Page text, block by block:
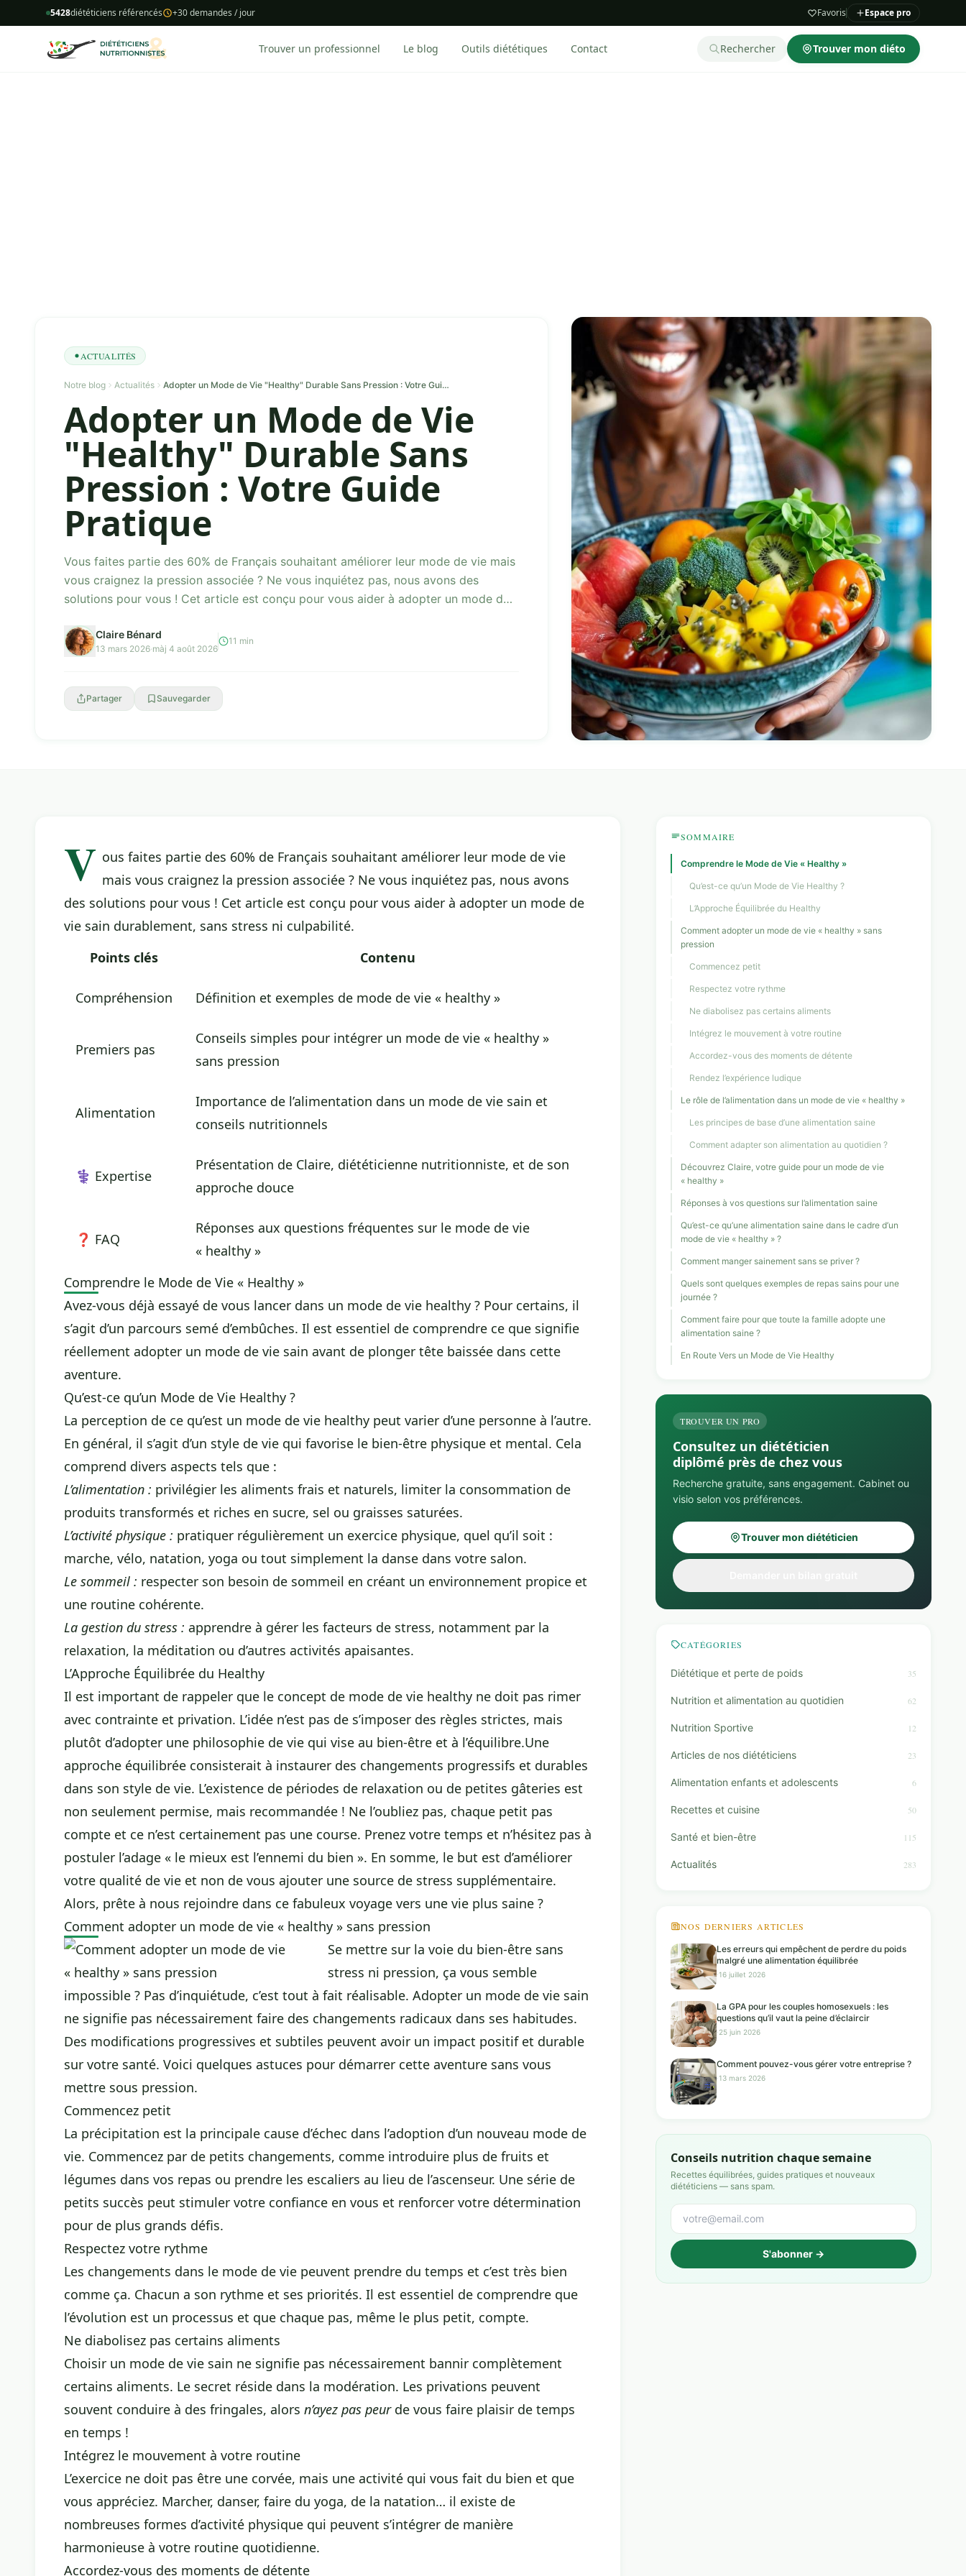
5428diététiciens référencés +30 demandes / jour Favoris Espace pro
Trouver un professionnel Le blog Outils diététiques Contact Rechercher Trouver mon diéto
ACTUALITÉS
Notre blog Actualités Adopter un Mode de Vie "Healthy" Durable Sans Pression : Votre Guide Pratique
Adopter un Mode de Vie
"Healthy" Durable Sans
Pression : Votre Guide
Pratique
Vous faites partie des 60% de Français souhaitant améliorer leur mode de vie mais
vous craignez la pression associée ? Ne vous inquiétez pas, nous avons des
solutions pour vous ! Cet article est conçu pour vous aider à adopter un mode de
Claire Bénard
13 mars 2026·màj 4 août 2026
11 min
Partager Sauvegarder
V ous faites partie des 60% de Français souhaitant améliorer leur mode de vie
mais vous craignez la pression associée ? Ne vous inquiétez pas, nous avons
des solutions pour vous ! Cet article est conçu pour vous aider à adopter un mode de
vie sain durablement, sans stress ni culpabilité.
Points clés
Contenu
Compréhension Définition et exemples de mode de vie « healthy »
Premiers pas
Conseils simples pour intégrer un mode de vie « healthy »
sans pression
Alimentation
Importance de l’alimentation dans un mode de vie sain et
conseils nutritionnels
‍⚕️ Expertise
Présentation de Claire, diététicienne nutritionniste, et de son
approche douce
❓ FAQ
Réponses aux questions fréquentes sur le mode de vie
« healthy »
Comprendre le Mode de Vie « Healthy »
Avez-vous déjà essayé de vous lancer dans un mode de vie healthy ? Pour certains, il
s’agit d’un parcours semé d’embûches. Il est essentiel de comprendre ce que signifie
réellement adopter un mode de vie sain avant de plonger tête baissée dans cette
aventure.
Qu’est-ce qu’un Mode de Vie Healthy ?
La perception de ce qu’est un mode de vie healthy peut varier d’une personne à l’autre.
En général, il s’agit d’un style de vie qui favorise le bien-être physique et mental. Cela
comprend divers aspects tels que :
L’alimentation : privilégier les aliments frais et naturels, limiter la consommation de
produits transformés et riches en sucre, sel ou graisses saturées.
L’activité physique : pratiquer régulièrement un exercice physique, quel qu’il soit :
marche, vélo, natation, yoga ou tout simplement la danse dans votre salon.
Le sommeil : respecter son besoin de sommeil en créant un environnement propice et
une routine cohérente.
La gestion du stress : apprendre à gérer les facteurs de stress, notamment par la
relaxation, la méditation ou d’autres activités apaisantes.
L’Approche Équilibrée du Healthy
Il est important de rappeler que le concept de mode de vie healthy ne doit pas rimer
avec contrainte et privation. L’idée n’est pas de s’imposer des règles strictes, mais
plutôt d’adopter une philosophie de vie qui vise au bien-être et à l’équilibre.Une
approche équilibrée consisterait à instaurer des changements progressifs et durables
dans son style de vie. L’existence de périodes de relaxation ou de petites gâteries est
non seulement permise, mais recommandée ! Ne l’oubliez pas, chaque petit pas
compte et ce n’est certainement pas une course. Prenez votre temps et n’hésitez pas à
postuler l’adage « le mieux est l’ennemi du bien ». En somme, le but est d’améliorer
votre qualité de vie et non de vous ajouter une source de stress supplémentaire.
Alors, prête à nous rejoindre dans ce fabuleux voyage vers une vie plus saine ?
Comment adopter un mode de vie « healthy » sans pression
Se mettre sur la voie du bien-être sans
stress ni pression, ça vous semble
impossible ? Pas d’inquiétude, c’est tout à fait réalisable. Adopter un mode de vie sain
ne signifie pas nécessairement faire des changements radicaux dans ses habitudes.
Des modifications progressives et subtiles peuvent avoir un impact positif et durable
sur votre santé. Voici quelques astuces pour démarrer cette aventure sans vous
mettre sous pression.
Commencez petit
La précipitation est la principale cause d’échec dans l’adoption d’un nouveau mode de
vie. Commencez par de petits changements, comme introduire plus de fruits et
légumes dans vos repas ou prendre les escaliers au lieu de l’ascenseur. Une série de
petits succès peut stimuler votre confiance en vous et renforcer votre détermination
pour de plus grands défis.
Respectez votre rythme
Les changements dans le mode de vie peuvent prendre du temps et c’est très bien
comme ça. Chacun a son rythme et ses priorités. Il est essentiel de comprendre que
l’évolution est un processus et que chaque pas, même le plus petit, compte.
Ne diabolisez pas certains aliments
Choisir un mode de vie sain ne signifie pas nécessairement bannir complètement
certains aliments. Le secret réside dans la modération. Les privations peuvent
souvent conduire à des fringales, alors n’ayez pas peurde vous faire plaisir de temps
en temps !
Intégrez le mouvement à votre routine
L’exercice ne doit pas être une corvée, mais une activité qui vous fait du bien et que
vous appréciez. Marcher, danser, faire du yoga, de la natation… il existe de
nombreuses formes d’activité physique qui peuvent s’intégrer de manière
harmonieuse à votre routine quotidienne.
Accordez-vous des moments de détente
SOMMAIRE
Comprendre le Mode de Vie « Healthy »
Qu’est-ce qu’un Mode de Vie Healthy ?
L’Approche Équilibrée du Healthy
Comment adopter un mode de vie « healthy » sans
pression
Commencez petit
Respectez votre rythme
Ne diabolisez pas certains aliments
Intégrez le mouvement à votre routine
Accordez-vous des moments de détente
Rendez l’expérience ludique
Le rôle de l’alimentation dans un mode de vie « healthy »
Les principes de base d’une alimentation saine
Comment adapter son alimentation au quotidien ?
Découvrez Claire, votre guide pour un mode de vie
« healthy »
Réponses à vos questions sur l’alimentation saine
Qu’est-ce qu’une alimentation saine dans le cadre d’un
mode de vie « healthy » ?
Comment manger sainement sans se priver ?
Quels sont quelques exemples de repas sains pour une
journée ?
Comment faire pour que toute la famille adopte une
alimentation saine ?
En Route Vers un Mode de Vie Healthy
TROUVER UN PRO
Consultez un diététicien
diplômé près de chez vous
Recherche gratuite, sans engagement. Cabinet ou
visio selon vos préférences.
Trouver mon diététicien
CATÉGORIES
Diététique et perte de poids 35
Nutrition et alimentation au quotidien 62
Nutrition Sportive 12
Articles de nos diététiciens 23
Alimentation enfants et adolescents 6
Recettes et cuisine 50
Santé et bien-être 115
Actualités 283
NOS DERNIERS ARTICLES
Les erreurs qui empêchent de perdre du poids
malgré une alimentation équilibrée
·16 juillet 2026
La GPA pour les couples homosexuels : les
questions qu’il vaut la peine d’éclaircir
·25 juin 2026
Comment pouvez-vous gérer votre entreprise ?
·13 mars 2026
Conseils nutrition chaque semaine
Recettes équilibrées, guides pratiques et nouveaux
diététiciens — sans spam.
S'abonner →